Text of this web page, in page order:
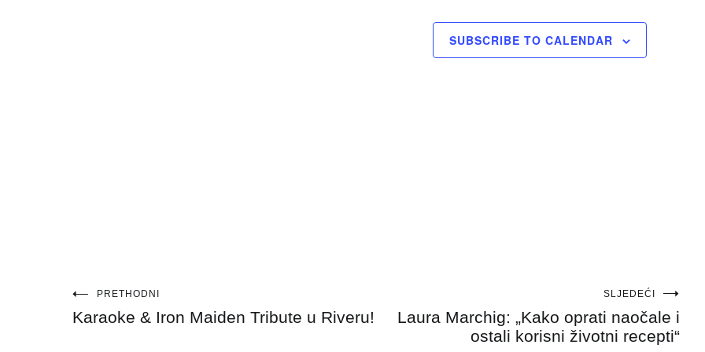
SUBSCRIBE TO CALENDAR
Navigacija
objava
PRETHODNI
Karaoke & Iron Maiden Tribute u Riveru!
SLJEDEĆI
Laura Marchig: „Kako oprati naočale i
ostali korisni životni recepti“